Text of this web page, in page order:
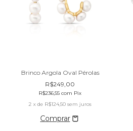
Brinco Argola Oval Pérolas
R$249,00
R$236,55 com Pix
2 x de R$124,50 sem juros